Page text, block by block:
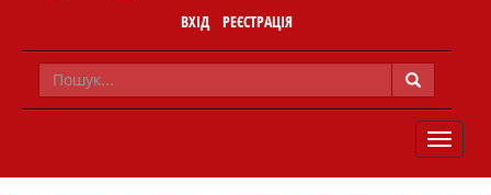
ВХІД РЕЄСТРАЦІЯ
TOGGLE